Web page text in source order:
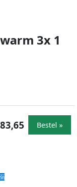
3x 1
Bestel »